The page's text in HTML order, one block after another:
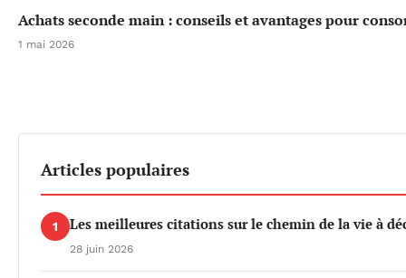
Achats seconde main : conseils et avantages pour
1 mai 2026
Articles populaires
1 Les meilleures citations sur le chemin de la vie à
28 juin 2026